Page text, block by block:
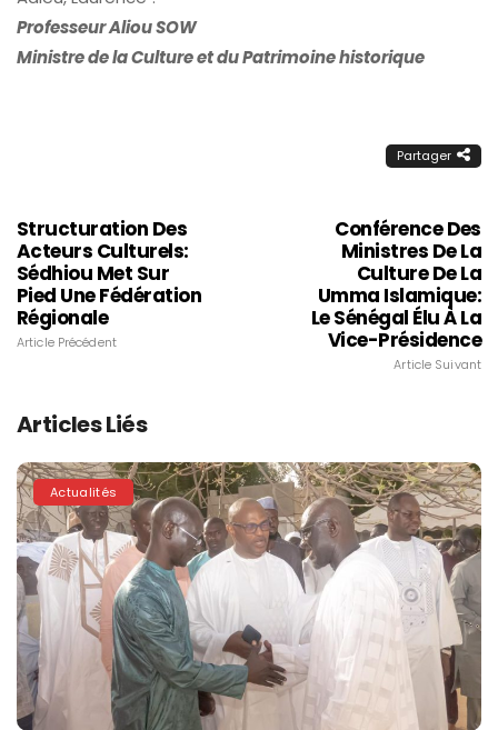
Professeur Aliou SOW
Ministre de la Culture et du Patrimoine historique
Partager
Structuration Des
Acteurs Culturels:
Sédhiou Met Sur
Pied Une Fédération
Régionale
Article Précédent
Conférence Des
Ministres De La
Culture De La
Umma Islamique:
Le Sénégal Élu À La
Vice-Présidence
Article Suivant
Articles Liés
Actualités